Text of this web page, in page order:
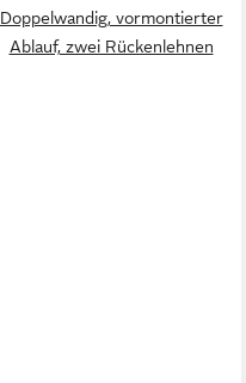
Doppelwandig, vormontierter
Ablauf, zwei Rückenlehnen